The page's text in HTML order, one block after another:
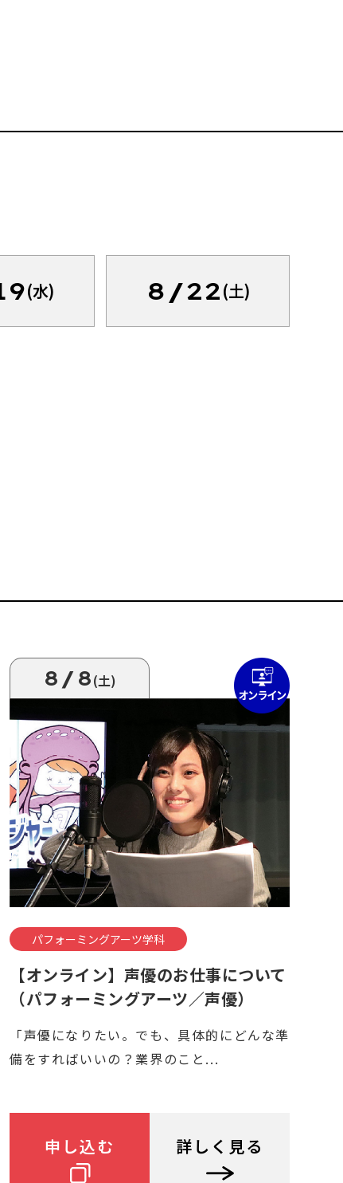
(水) 8/22(土)
8/8(土)
パフォーミングアーツ学科
【オンライン】声優のお仕事について
（パフォーミングアーツ／声優）
「声優になりたい。でも、具体的にどんな準
備をすればいいの？業界のこと...
申し込む 詳しく見る